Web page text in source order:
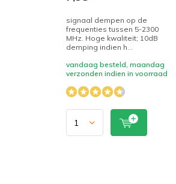
signaal dempen op de
frequenties tussen 5-2300
MHz. Hoge kwaliteit; 10dB
demping indien h...
vandaag besteld, maandag
verzonden indien in voorraad